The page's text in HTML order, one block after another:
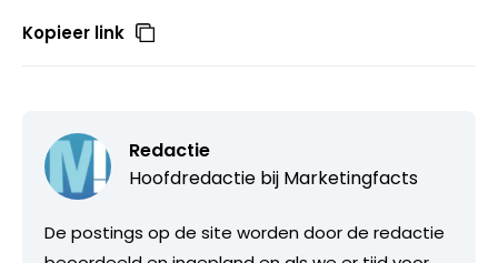
Kopieer link
Redactie
Hoofdredactie bij Marketingfacts
De postings op de site worden door de redactie